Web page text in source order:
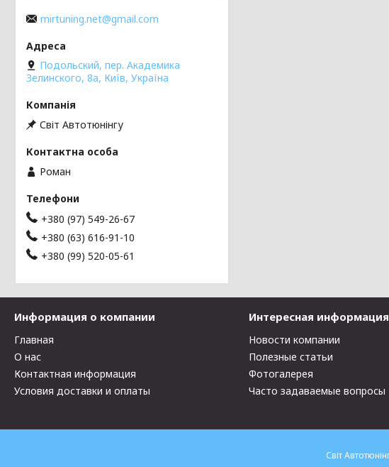
mirtuning.net@gmail.com
Подольский, пер. Академика
Зелинского, 8а, Київ, Україна
Світ Автотюнінгу
Роман
+380 (97) 549-26-67
+380 (63) 616-91-10
+380 (99) 520-05-61
Информация о компании
Главная
О нас
Контактная информация
Условия доставки и оплаты
Интересная информация
Новости компании
Полезные статьи
Фотогалерея
Часто задаваемые вопросы